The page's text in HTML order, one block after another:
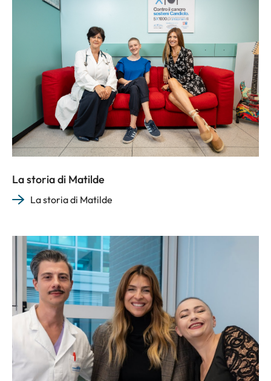
La storia di Matilde
La storia di Matilde